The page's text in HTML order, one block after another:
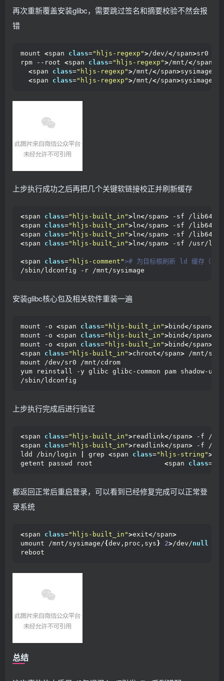
再次重新覆盖安装glibc，需要跳过签名和摘要校验不然会报
错
mount <span class="hljs-regexp">/dev/</span>sr0
rpm --root <span class="hljs-regexp">/mnt/</span
<span class="hljs-regexp">/mnt/</span>sysimage
<span class="hljs-regexp">/mnt/</span>sysimage
上步执行成功之后再把几个关键软链接校正并刷新缓存
<span class="hljs-built_in"> ln</span> -sf /lib64/
<span class="hljs-built_in"> ln</span> -sf /lib64/
<span class="hljs-built_in"> ln</span> -sf /lib64/
<span class="hljs-built_in"> ln</span> -sf /usr/
<span class="hljs-comment"># 为目标根刷新 ld 缓存（不
/sbin/ldconfig -r /mnt/sysimage
安装glibc核心包及相关软件重装一遍
mount -o <span class="hljs-built_in">bind</span>
mount -o <span class="hljs-built_in">bind</span>
mount -o <span class="hljs-built_in">bind</span>
<span class="hljs-built_in">chroot</span> /mnt/
mount /dev/sr0 /mnt/cdrom
yum reinstall -y glibc glibc-common pam
/sbin/ldconfig
上步执行完成后进行验证
<span class="hljs-built_in">readlink</span> -f /
<span class="hljs-built_in">readlink</span> -f /
ldd /bin/login
grep <span class="hljs-string">
getent passwd root <span class=
都返回正常后重启登录，可以看到已经修复完成可以正常登
录系统
<span class="hljs-built_in">exit</span>
umount /mnt/sysimage/{ dev,proc,sys } 2>/dev/null
reboot
总结